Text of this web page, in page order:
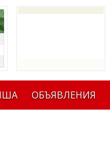
ОБЪЯВЛЕНИЯ